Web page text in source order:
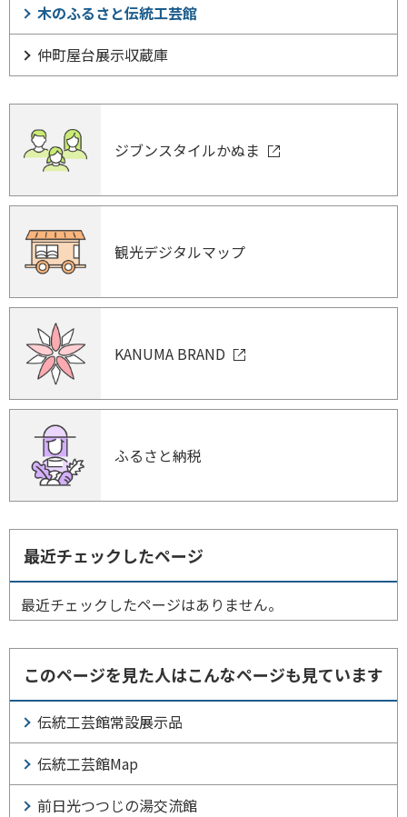
木のふるさと伝統工芸館
仲町屋台展示収蔵庫
ジブンスタイルかぬま
観光デジタルマップ
KANUMA BRAND
ふるさと納税
最近チェックしたページ
最近チェックしたページはありません。
このページを見た人はこんなページも見ています
伝統工芸館常設展示品
伝統工芸館Map
前日光つつじの湯交流館